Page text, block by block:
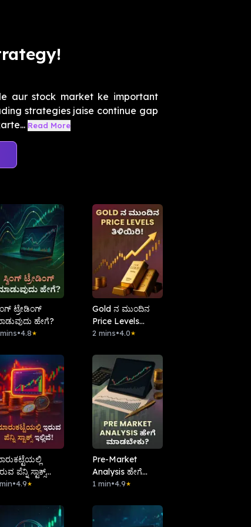
aur stock market ke important
strategies jaise continue gap
Read More
ಟ್ರೇಡಿಂಗ್
ಹೇಗೆ?
•4.8★
Gold ನ ಮುಂದಿನ
Price Levels
ತಿಳಿಯಿರಿ!
2 mins•4.0★
ಪೆನ್ನಿ ಸ್ಟಾಕ್ಸ್
•4.9★
Pre-Market
Analysis ಹೇಗೆ
ಮಾಡಬೇಕು?
1 min•4.9★